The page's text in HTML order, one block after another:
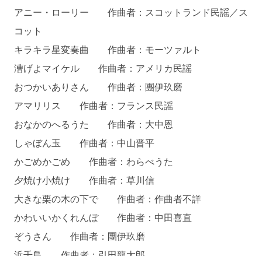
アニー・ローリー 作曲者：スコットランド民謡／ス
コット
キラキラ星変奏曲 作曲者：モーツァルト
漕げよマイケル 作曲者：アメリカ民謡
おつかいありさん 作曲者：團伊玖磨
アマリリス 作曲者：フランス民謡
おなかのへるうた 作曲者：大中恩
しゃぼん玉 作曲者：中山晋平
かごめかごめ 作曲者：わらべうた
夕焼け小焼け 作曲者：草川信
大きな栗の木の下で 作曲者：作曲者不詳
かわいいかくれんぼ 作曲者：中田喜直
ぞうさん 作曲者：團伊玖磨